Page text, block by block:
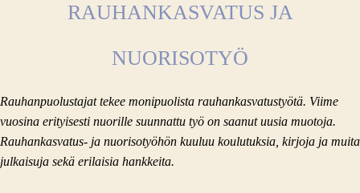
RAUHANKASVATUS JA
NUORISOTYÖ
Rauhanpuolustajat tekee monipuolista rauhankasvatustyötä. Viime
vuosina erityisesti nuorille suunnattu työ on saanut uusia muotoja.
Rauhankasvatus- ja nuorisotyöhön kuuluu koulutuksia, kirjoja ja muita
julkaisuja sekä erilaisia hankkeita.